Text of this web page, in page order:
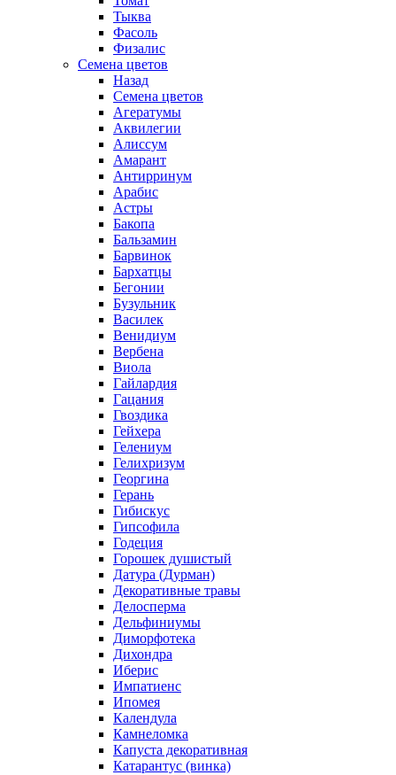
Тыква
Фасоль
Физалис
Семена цветов
Назад
Семена цветов
Агератумы
Аквилегии
Алиссум
Амарант
Антирринум
Арабис
Астры
Бакопа
Бальзамин
Барвинок
Бархатцы
Бегонии
Бузульник
Василек
Венидиум
Вербена
Виола
Гайлардия
Гацания
Гвоздика
Гейхера
Гелениум
Гелихризум
Георгина
Герань
Гибискус
Гипсофила
Годеция
Горошек душистый
Датура (Дурман)
Декоративные травы
Делосперма
Дельфиниумы
Диморфотека
Дихондра
Иберис
Импатиенс
Ипомея
Календула
Камнеломка
Капуста декоративная
Катарантус (винка)